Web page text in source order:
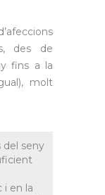
des de
fins a la
molt
del seny
i en la